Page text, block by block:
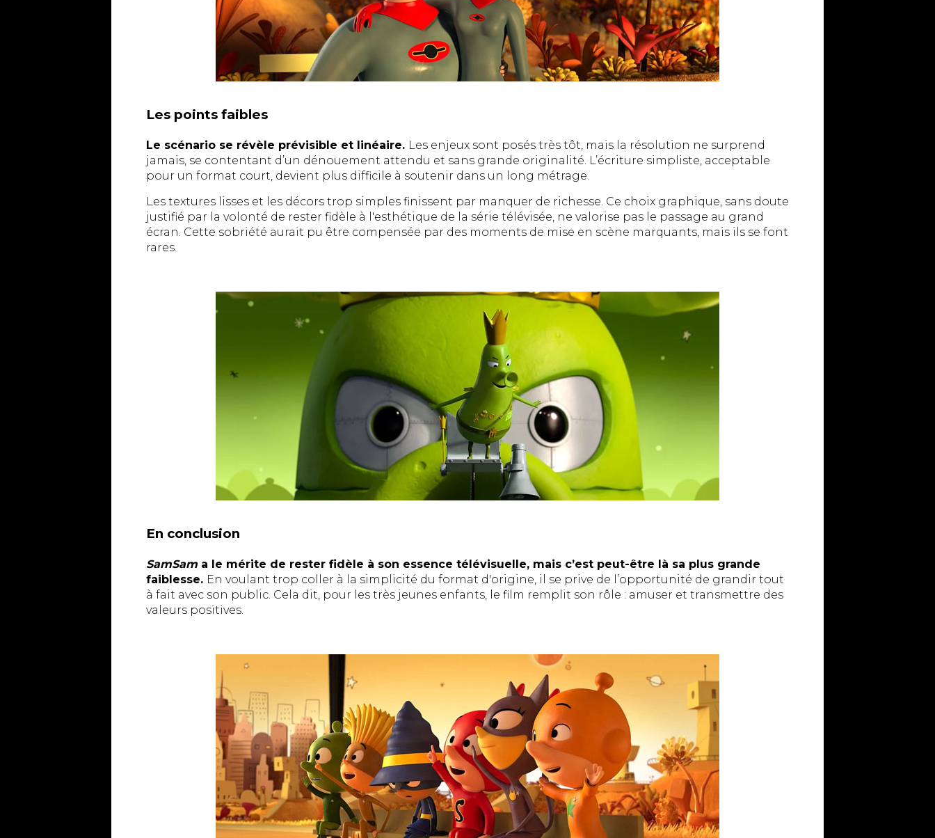
Les points faibles
Le scénario se révèle prévisible et linéaire. Les enjeux sont posés très tôt, mais la résolution ne surprend
jamais, se contentant d’un dénouement attendu et sans grande originalité. L’écriture simpliste, acceptable
pour un format court, devient plus difficile à soutenir dans un long métrage.
Les textures lisses et les décors trop simples finissent par manquer de richesse. Ce choix graphique, sans doute
justifié par la volonté de rester fidèle à l'esthétique de la série télévisée, ne valorise pas le passage au grand
écran. Cette sobriété aurait pu être compensée par des moments de mise en scène marquants, mais ils se font
rares.
En conclusion
SamSam a le mérite de rester fidèle à son essence télévisuelle, mais c’est peut-être là sa plus grande
faiblesse. En voulant trop coller à la simplicité du format d'origine, il se prive de l’opportunité de grandir tout
à fait avec son public. Cela dit, pour les très jeunes enfants, le film remplit son rôle : amuser et transmettre des
valeurs positives.